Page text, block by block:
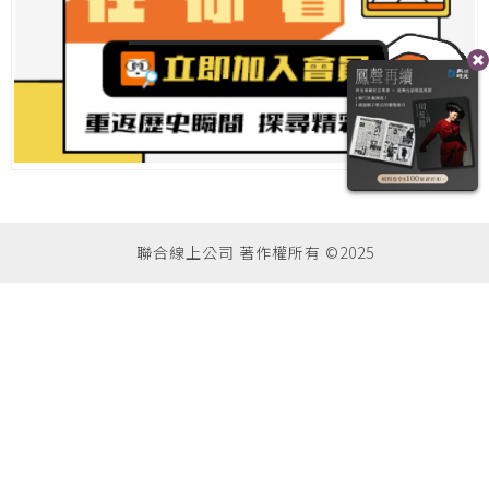
聯合線上公司 著作權所有 ©2025